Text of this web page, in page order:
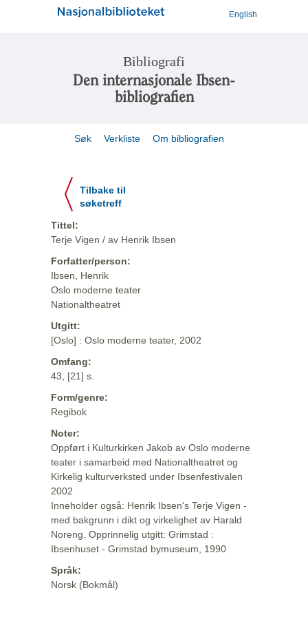
English
Bibliografi
Den internasjonale Ibsen-
bibliografien
Søk Verkliste Om bibliografien
Tilbake til
søketreff
Tittel:
Terje Vigen / av Henrik Ibsen
Forfatter/person:
Ibsen, Henrik
Oslo moderne teater
Nationaltheatret
Utgitt:
[Oslo] : Oslo moderne teater, 2002
Omfang:
43, [21] s.
Form/genre:
Regibok
Noter:
Oppført i Kulturkirken Jakob av Oslo moderne
teater i samarbeid med Nationaltheatret og
Kirkelig kulturverksted under Ibsenfestivalen
2002
Inneholder også: Henrik Ibsen's Terje Vigen -
med bakgrunn i dikt og virkelighet av Harald
Noreng. Opprinnelig utgitt: Grimstad :
Ibsenhuset - Grimstad bymuseum, 1990
Språk:
Norsk (Bokmål)